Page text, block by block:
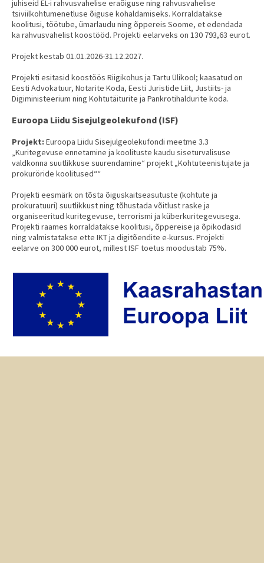
juhiseid EL-i rahvusvahelise eraõiguse ning rahvusvahelise
tsiviilkohtumenetluse õiguse kohaldamiseks. Korraldatakse
koolitusi, töötube, ümarlaudu ning õppereis Soome, et edendada
ka rahvusvahelist koostööd. Projekti eelarveks on 130 793,63 eurot.
Projekt kestab 01.01.2026-31.12.2027.
Projekti esitasid koostöös Riigikohus ja Tartu Ülikool; kaasatud on
Eesti Advokatuur, Notarite Koda, Eesti Juristide Liit, Justiits- ja
Digiministeerium ning Kohtutäiturite ja Pankrotihaldurite koda.
Euroopa Liidu Sisejulgeolekufond (ISF)
Projekt: Euroopa Liidu Sisejulgeolekufondi meetme 3.3
„Kuritegevuse ennetamine ja koolituste kaudu siseturvalisuse
valdkonna suutlikkuse suurendamine“ projekt „Kohtuteenistujate ja
prokuröride koolitused““
Projekti eesmärk on tõsta õiguskaitseasutuste (kohtute ja
prokuratuuri) suutlikkust ning tõhustada võitlust raske ja
organiseeritud kuritegevuse, terrorismi ja küberkuritegevusega.
Projekti raames korraldatakse koolitusi, õppereise ja õpikodasid
ning valmistatakse ette IKT ja digitõendite e-kursus. Projekti
eelarve on 300 000 eurot, millest ISF toetus moodustab 75%.